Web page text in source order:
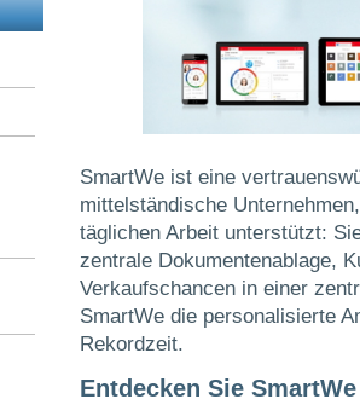
SmartWe ist eine
mittelständische
täglichen Arbeit unterstützt:
zentrale Dokumentenablage,
Verkaufschancen in einer
SmartWe die personalisierte
Rekordzeit.
Entdecken Sie